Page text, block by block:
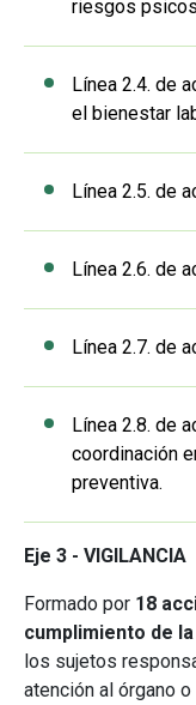
riesgos
Línea 2.4. de
el bienestar
Línea 2.5. de
Línea 2.6. de
Línea 2.7. de
Línea 2.8. de
coordinación
preventiva.
Eje 3 - VIGILANCIA
Formado por 18
cumplimiento de
los sujetos
atención al órgano